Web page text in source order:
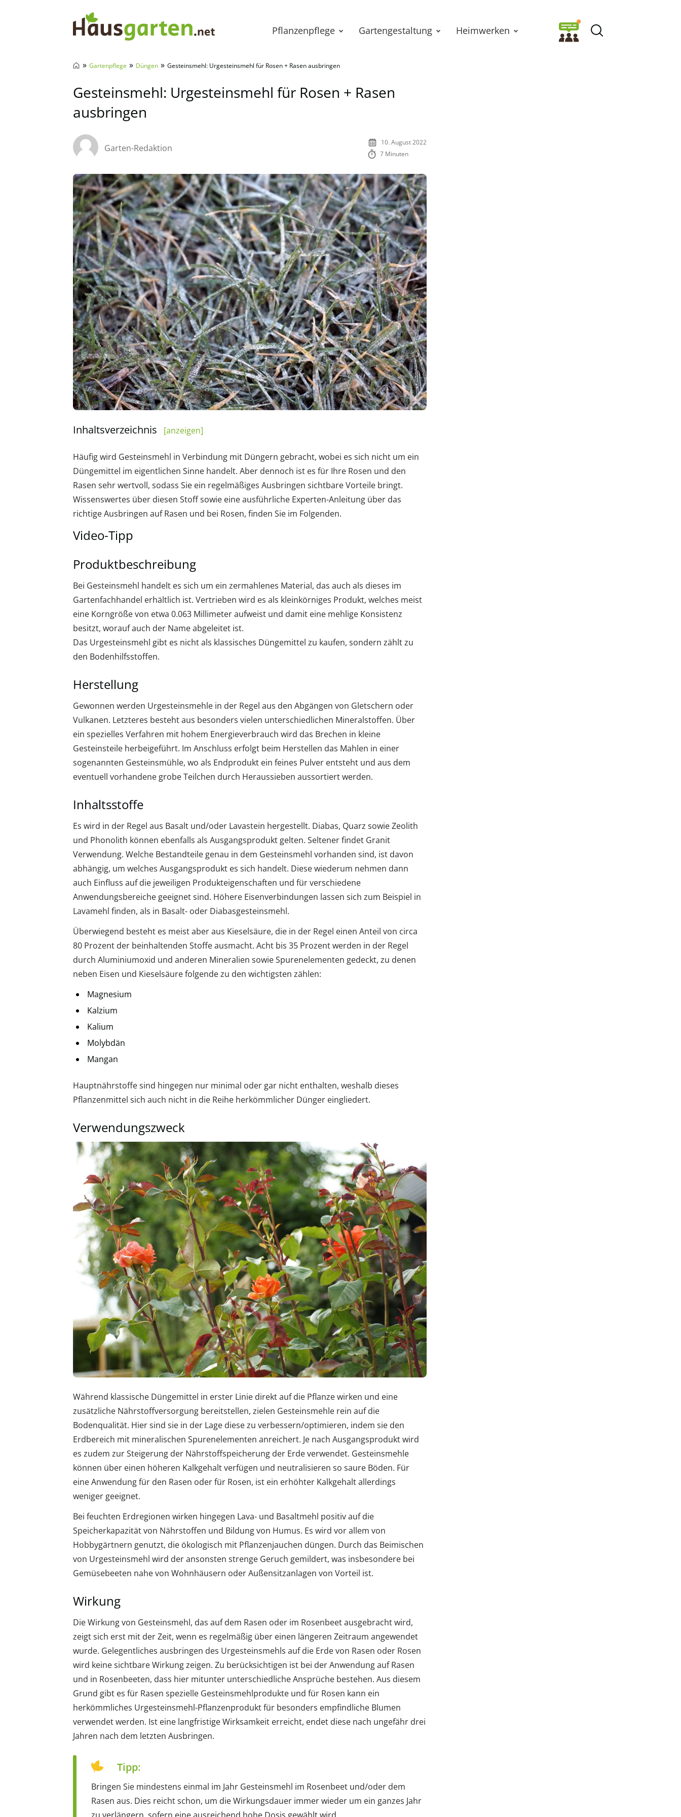
Pflanzenpflege Gartengestaltung Heimwerken
» Gartenpflege » Düngen » Gesteinsmehl: Urgesteinsmehl für Rosen + Rasen ausbringen
Gesteinsmehl: Urgesteinsmehl für Rosen + Rasen
ausbringen
Garten-Redaktion
10. August 2022
7 Minuten
Inhaltsverzeichnis [anzeigen]
Häufig wird Gesteinsmehl in Verbindung mit Düngern gebracht, wobei es sich nicht um ein
Düngemittel im eigentlichen Sinne handelt. Aber dennoch ist es für Ihre Rosen und den
Rasen sehr wertvoll, sodass Sie ein regelmäßiges Ausbringen sichtbare Vorteile bringt.
Wissenswertes über diesen Stoff sowie eine ausführliche Experten-Anleitung über das
richtige Ausbringen auf Rasen und bei Rosen, finden Sie im Folgenden.
Video-Tipp
Produktbeschreibung
Bei Gesteinsmehl handelt es sich um ein zermahlenes Material, das auch als dieses im
Gartenfachhandel erhältlich ist. Vertrieben wird es als kleinkörniges Produkt, welches meist
eine Korngröße von etwa 0.063 Millimeter aufweist und damit eine mehlige Konsistenz
besitzt, worauf auch der Name abgeleitet ist.
Das Urgesteinsmehl gibt es nicht als klassisches Düngemittel zu kaufen, sondern zählt zu
den Bodenhilfsstoffen.
Herstellung
Gewonnen werden Urgesteinsmehle in der Regel aus den Abgängen von Gletschern oder
Vulkanen. Letzteres besteht aus besonders vielen unterschiedlichen Mineralstoffen. Über
ein spezielles Verfahren mit hohem Energieverbrauch wird das Brechen in kleine
Gesteinsteile herbeigeführt. Im Anschluss erfolgt beim Herstellen das Mahlen in einer
sogenannten Gesteinsmühle, wo als Endprodukt ein feines Pulver entsteht und aus dem
eventuell vorhandene grobe Teilchen durch Heraussieben aussortiert werden.
Inhaltsstoffe
Es wird in der Regel aus Basalt und/oder Lavastein hergestellt. Diabas, Quarz sowie Zeolith
und Phonolith können ebenfalls als Ausgangsprodukt gelten. Seltener findet Granit
Verwendung. Welche Bestandteile genau in dem Gesteinsmehl vorhanden sind, ist davon
abhängig, um welches Ausgangsprodukt es sich handelt. Diese wiederum nehmen dann
auch Einfluss auf die jeweiligen Produkteigenschaften und für verschiedene
Anwendungsbereiche geeignet sind. Höhere Eisenverbindungen lassen sich zum Beispiel in
Lavamehl finden, als in Basalt- oder Diabasgesteinsmehl.
Überwiegend besteht es meist aber aus Kieselsäure, die in der Regel einen Anteil von circa
80 Prozent der beinhaltenden Stoffe ausmacht. Acht bis 35 Prozent werden in der Regel
durch Aluminiumoxid und anderen Mineralien sowie Spurenelementen gedeckt, zu denen
neben Eisen und Kieselsäure folgende zu den wichtigsten zählen:
Magnesium
Kalzium
Kalium
Molybdän
Mangan
Hauptnährstoffe sind hingegen nur minimal oder gar nicht enthalten, weshalb dieses
Pflanzenmittel sich auch nicht in die Reihe herkömmlicher Dünger eingliedert.
Verwendungszweck
Während klassische Düngemittel in erster Linie direkt auf die Pflanze wirken und eine
zusätzliche Nährstoffversorgung bereitstellen, zielen Gesteinsmehle rein auf die
Bodenqualität. Hier sind sie in der Lage diese zu verbessern/optimieren, indem sie den
Erdbereich mit mineralischen Spurenelementen anreichert. Je nach Ausgangsprodukt wird
es zudem zur Steigerung der Nährstoffspeicherung der Erde verwendet. Gesteinsmehle
können über einen höheren Kalkgehalt verfügen und neutralisieren so saure Böden. Für
eine Anwendung für den Rasen oder für Rosen, ist ein erhöhter Kalkgehalt allerdings
weniger geeignet.
Bei feuchten Erdregionen wirken hingegen Lava- und Basaltmehl positiv auf die
Speicherkapazität von Nährstoffen und Bildung von Humus. Es wird vor allem von
Hobbygärtnern genutzt, die ökologisch mit Pflanzenjauchen düngen. Durch das Beimischen
von Urgesteinsmehl wird der ansonsten strenge Geruch gemildert, was insbesondere bei
Gemüsebeeten nahe von Wohnhäusern oder Außensitzanlagen von Vorteil ist.
Wirkung
Die Wirkung von Gesteinsmehl, das auf dem Rasen oder im Rosenbeet ausgebracht wird,
zeigt sich erst mit der Zeit, wenn es regelmäßig über einen längeren Zeitraum angewendet
wurde. Gelegentliches ausbringen des Urgesteinsmehls auf die Erde von Rasen oder Rosen
wird keine sichtbare Wirkung zeigen. Zu berücksichtigen ist bei der Anwendung auf Rasen
und in Rosenbeeten, dass hier mitunter unterschiedliche Ansprüche bestehen. Aus diesem
Grund gibt es für Rasen spezielle Gesteinsmehlprodukte und für Rosen kann ein
herkömmliches Urgesteinsmehl-Pflanzenprodukt für besonders empfindliche Blumen
verwendet werden. Ist eine langfristige Wirksamkeit erreicht, endet diese nach ungefähr drei
Jahren nach dem letzten Ausbringen.
Tipp:
Bringen Sie mindestens einmal im Jahr Gesteinsmehl im Rosenbeet und/oder dem
Rasen aus. Dies reicht schon, um die Wirkungsdauer immer wieder um ein ganzes Jahr